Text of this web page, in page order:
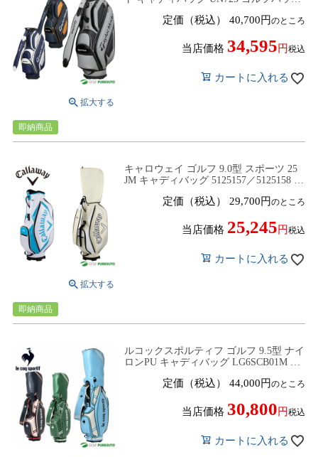
年モデル TaylorMade
定価（税込） 40,700 のところ
当店価格 34,595 税込
カートに入れる
即納商品
キャロウェイ ゴルフ 9.0型 スポーツ 25
JM キャディバッグ 5125157／5125158 ゴ
Callaway GOLF定価（税込） 29,700 のところ
当店価格 25,245 税込
カートに入れる
即納商品
ルコックスポルティフ ゴルフ 9.5型 ナイ
ロンPU キャディバッグ LG6SCB01M ゴ
sportif GOLF定価（税込） 44,000 のところ
当店価格 30,800 税込
カートに入れる